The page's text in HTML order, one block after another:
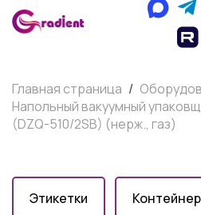
Главная страница /
Напольный вакуумный
(DZQ-510/2SB) (нерж., газ)
Этикетки